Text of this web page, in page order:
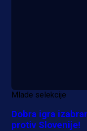
Mlade selekcije
Dobra igra
protiv Slovenije!